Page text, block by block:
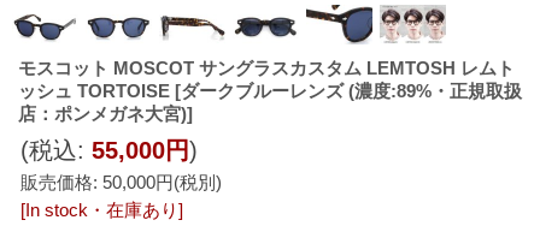
モスコット MOSCOT サングラスカスタム LEMTOSH レムト
ッシュ TORTOISE [ダークブルーレンズ (濃度:89%・正規取扱
店：ポンメガネ大宮)]
販売価格: 50,000円(税別)
(税込: 55,000円)
[In stock・在庫あり]